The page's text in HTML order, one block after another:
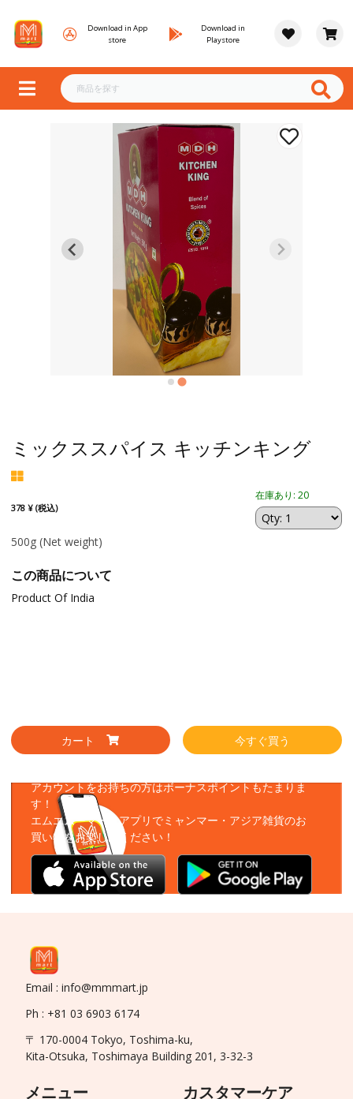
Download in App
store
Download in
Playstore
ミックススパイス キッチンキング
378 ¥ (税込)
在庫あり: 20
500g (Net weight)
この商品について
Product Of India
カート 今すぐ買う
アカウントをお持ちの方はボーナスポイントもたまりま
す！
エムエムーマートアプリでミャンマー・アジア雑貨のお
買い物をお楽しみください！
Email : info@mmmart.jp
Ph : +81 03 6903 6174
〒 170-0004 Tokyo, Toshima-ku,
Kita-Otsuka, Toshimaya Building 201, 3-32-3
メニュー カスタマーケア